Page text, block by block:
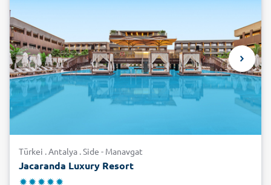
Türkei . Antalya . Side - Manavgat
Jacaranda Luxury Resort